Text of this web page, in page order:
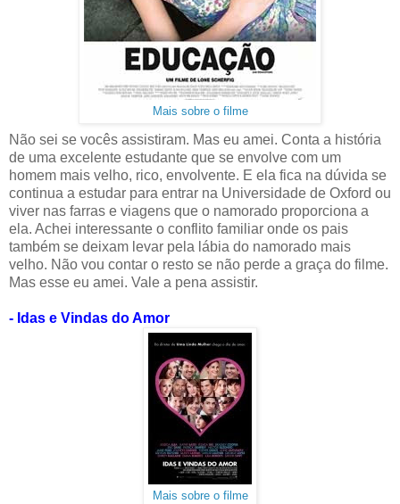
Mais sobre o filme
Não sei se vocês assistiram. Mas eu amei. Conta a história
de uma excelente estudante que se envolve com um
homem mais velho, rico, envolvente. E ela fica na dúvida se
continua a estudar para entrar na Universidade de Oxford ou
viver nas farras e viagens que o namorado proporciona a
ela. Achei interessante o conflito familiar onde os pais
também se deixam levar pela lábia do namorado mais
velho. Não vou contar o resto se não perde a graça do filme.
Mas esse eu amei. Vale a pena assistir.
- Idas e Vindas do Amor
Mais sobre o filme